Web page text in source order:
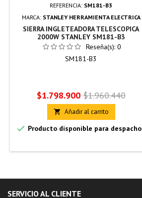
REFERENCIA: SM181-B3
MARCA: STANLEY HERRAMIENTA ELECTRICA
SIERRA INGLETEADORA TELESCOPICA
2000W STANLEY SM181-B3
Reseña(s): 0
SM181-B3
Precio
$1.798.900 Precio
base
$1.960.440
 Añadir al carrito
 Producto disponible para despacho
SERVICIO AL CLIENTE